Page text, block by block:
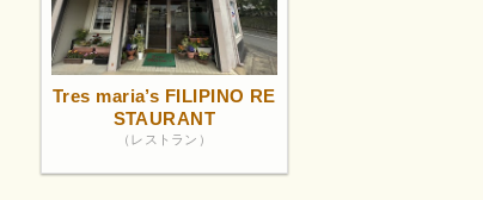
Tres maria’s FILIPINO RE
STAURANT
（レストラン）